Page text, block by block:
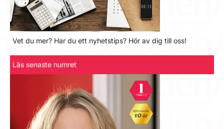
Vet du mer? Har du ett nyhetstips? Hör av dig till oss!
Läs senaste numret